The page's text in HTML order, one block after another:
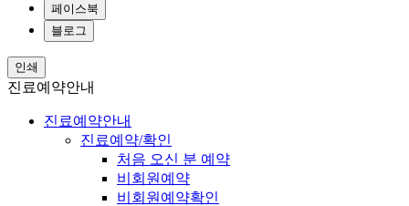
페이스북
블로그
인쇄
진료예약안내
진료예약안내
진료예약/확인
처음 오신 분 예약
비회원예약
비회원예약확인